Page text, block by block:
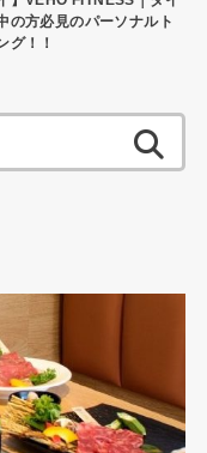
の方必見のパーソナルト
グ！！